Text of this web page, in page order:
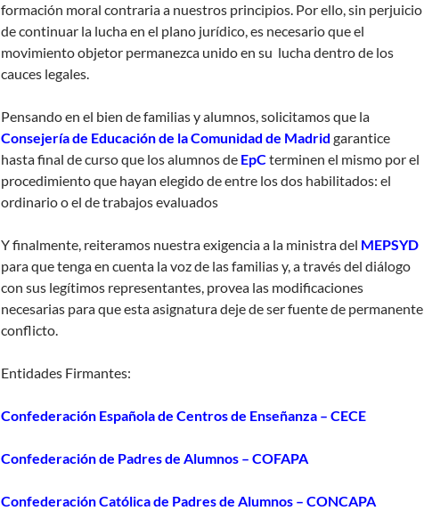
formación moral contraria a nuestros principios. Por ello, sin perjuicio
de continuar la lucha en el plano jurídico, es necesario que el
movimiento objetor permanezca unido en su lucha dentro de los
cauces legales.
Pensando en el bien de familias y alumnos, solicitamos que la
Consejería de Educación de la Comunidad de Madrid garantice
hasta final de curso que los alumnos de EpCterminen el mismo por el
procedimiento que hayan elegido de entre los dos habilitados: el
ordinario o el de trabajos evaluados
Y finalmente, reiteramos nuestra exigencia a la ministra del MEPSYD
para que tenga en cuenta la voz de las familias y, a través del diálogo
con sus legítimos representantes, provea las modificaciones
necesarias para que esta asignatura deje de ser fuente de permanente
conflicto.
Entidades Firmantes:
Confederación Española de Centros de Enseñanza – CECE
Confederación de Padres de Alumnos – COFAPA
Confederación Católica de Padres de Alumnos – CONCAPA